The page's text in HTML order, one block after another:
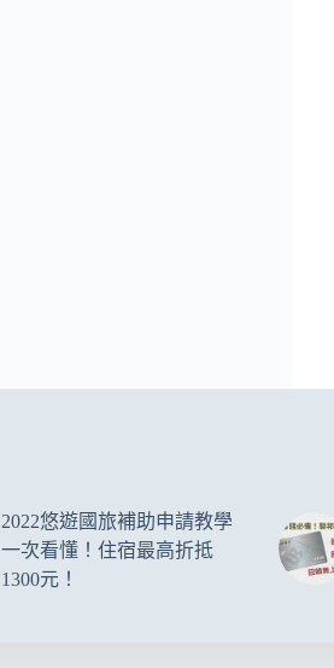
2022悠遊國旅補助申請教學
一次看懂！住宿最高折抵
1300元！